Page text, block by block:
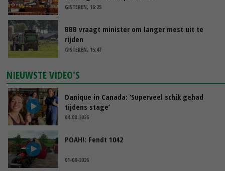
GISTEREN, 16:25
BBB vraagt minister om langer mest uit te
rijden
GISTEREN, 15:47
NIEUWSTE VIDEO'S
Danique in Canada: ‘Superveel schik gehad
tijdens stage’
04-08-2026
POAH!: Fendt 1042
01-08-2026